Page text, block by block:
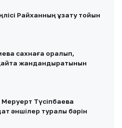
Райханның ұзату тойын
сахнаға оралып,
жандандыратынын
Түсіпбаева
әншілер туралы бәрін